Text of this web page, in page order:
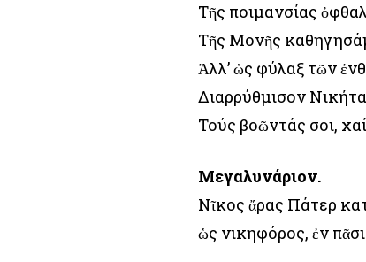
Τῆς ποιμανσίας
Τῆς Μονῆς
Ἀλλ’ ὡς φύλαξ τῶν
Διαρρύθμισον
Τούς βοῶντάς σοι,
Μεγαλυνάριον.
Νῖκος ἄρας Πάτερ
ὡς νικηφόρος, ἐν